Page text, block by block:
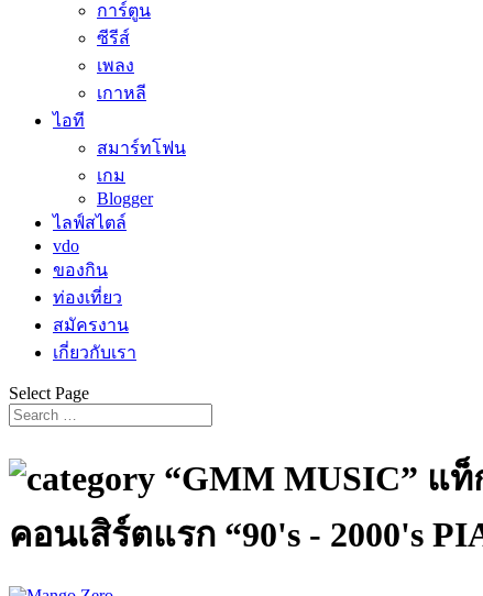
การ์ตูน
ซีรีส์
เพลง
เกาหลี
ไอที
สมาร์ทโฟน
เกม
Blogger
ไลฟ์สไตล์
vdo
ของกิน
ท่องเที่ยว
สมัครงาน
เกี่ยวกับเรา
Select Page
“GMM MUSIC” แ
คอนเสิร์ตแรก “90's - 2000's